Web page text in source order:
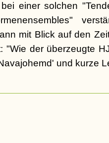
einer solchen
mit Blick auf den
"Wie der überzeugte
und kurze